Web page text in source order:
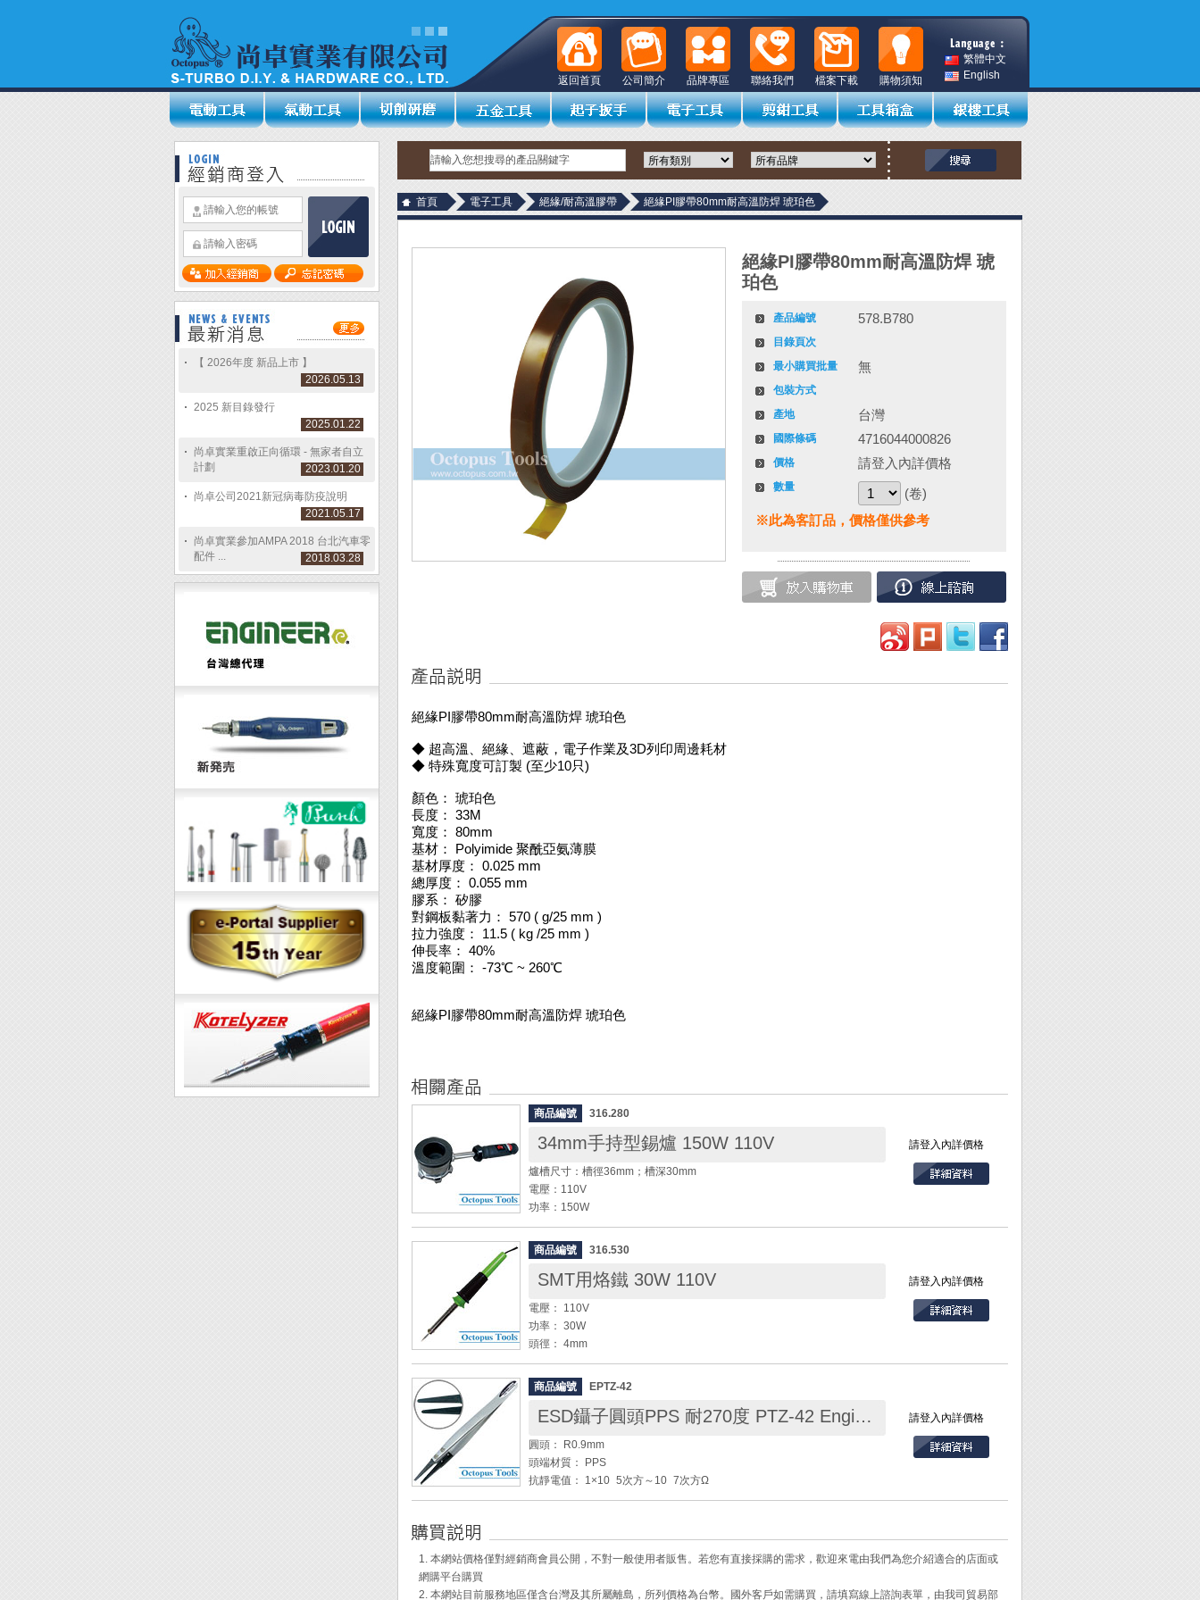
繁體中文
English
購物須知
檔案下載
聯絡我們
品牌專區
公司簡介
返回首頁
【 2026年度 新品上市 】
2026.05.13
2025 新目錄發行
2025.01.22
尚卓實業重啟正向循環 - 無家者自立
計劃
2023.01.20
尚卓公司2021新冠病毒防疫說明
2021.05.17
尚卓實業參加AMPA 2018 台北汽車零
配件 ...
2018.03.28
首頁 電子工具 絕緣/耐高溫膠帶 絕緣PI膠帶80mm耐高溫防焊 琥珀色
絕緣PI膠帶80mm耐高溫防焊 琥
珀色
產品編號 578.B780
目錄頁次
最小購買批量
無
包裝方式
產地
台灣
國際條碼 4716044000826
價格 請登入內詳價格
數量
(卷)
※此為客訂品，價格僅供參考
絕緣PI膠帶80mm耐高溫防焊 琥珀色
◆ 超高溫、絕緣、遮蔽，電子作業及3D列印周邊耗材
◆ 特殊寬度可訂製 (至少10只)
顏色： 琥珀色
長度： 33M
寬度： 80mm
基材： Polyimide 聚酰亞氨薄膜
基材厚度： 0.025 mm
總厚度： 0.055 mm
膠系： 矽膠
對鋼板黏著力： 570 ( g/25 mm )
拉力強度： 11.5 ( kg /25 mm )
伸長率： 40%
溫度範圍： -73℃ ~ 260℃
絕緣PI膠帶80mm耐高溫防焊 琥珀色
商品編號 316.280
34mm手持型錫爐 150W 110V 請登入內詳價格
爐槽尺寸：槽徑36mm；槽深30mm
電壓：110V
功率：150W
溫度：480℃
◆ 附開關
◆ 用途：線頭沾錫
◆◆◆使用錫爐注意事項◆◆◆
1. 請於使用前先確認電壓，並且於使用中勿隨意調高電壓
2. 請將錫爐放置於水平工作台上
3. 建議於工作檯面上備有耐高溫隔熱設備
商品編號 316.530
SMT用烙鐵 30W 110V 請登入內詳價格
電壓： 110V
功率： 30W
頭徑： 4mm
◆ 頭部尖、焊接錫點小最適用
◆ SMT專用
◆ 可搭配 316.181 烙鐵頭
商品編號 EPTZ-42
ESD鑷子圓頭PPS 耐270度 PTZ-42 Engineer 請登入內詳價格
圓頭： R0.9mm
頭端材質： PPS
抗靜電值： 1×10_5次方～10_7次方Ω
全長： 126mm
◆ 頭部可替換，ESD抗靜電，尖端不傷工作物
◆ 頭部可替換： EPTZ-92 ESD鑷子頭
1. 本網站價格僅對經銷商會員公開，不對一般使用者販售。若您有直接採購的需求，歡迎來電由我們為您介紹適合的店面或
網購平台購買
2. 本網站目前服務地區僅含台灣及其所屬離島，所列價格為台幣。國外客戶如需購買，請填寫線上諮詢表單，由我司貿易部